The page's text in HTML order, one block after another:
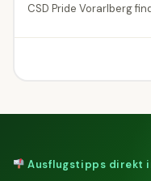
CSD Pride Vorarlberg
Ausflugstipps direkt